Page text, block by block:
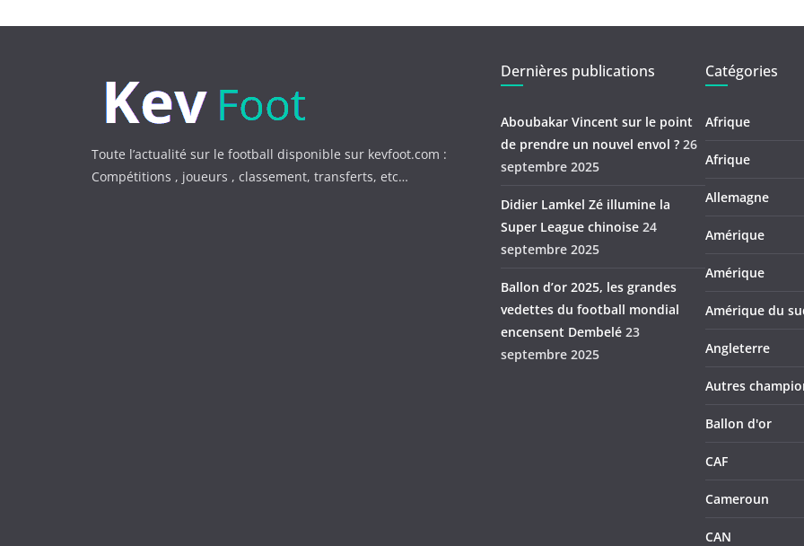
Toute l’actualité sur le football disponible sur kevfoot.com :
Compétitions , joueurs , classement, transferts, etc…
Dernières publications
Aboubakar Vincent sur le point
de prendre un nouvel envol ? 26
septembre 2025
Didier Lamkel Zé illumine la
Super League chinoise 24
septembre 2025
Ballon d’or 2025, les grandes
vedettes du football mondial
encensent Dembelé 23
septembre 2025
Catégories
Afrique
Afrique
Allemagne
Amérique
Amérique
Amérique du
Angleterre
Autres
Ballon d'or
CAF
Cameroun
CAN